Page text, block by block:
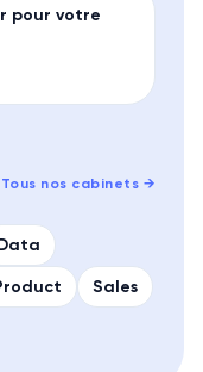
pour votre
Tous nos cabinets →
Sales